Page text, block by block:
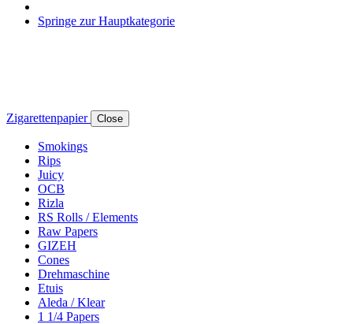
Springe zur Hauptkategorie
Zigarettenpapier Close
Smokings
Rips
Juicy
OCB
Rizla
RS Rolls / Elements
Raw Papers
GIZEH
Cones
Drehmaschine
Etuis
Aleda / Klear
1 1/4 Papers